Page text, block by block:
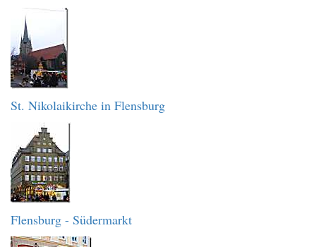
St. Nikolaikirche in Flensburg
Flensburg - Südermarkt